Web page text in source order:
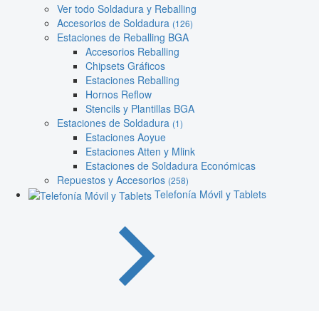
Ver todo Soldadura y Reballing
Accesorios de Soldadura (126)
Estaciones de Reballing BGA
Accesorios Reballing
Chipsets Gráficos
Estaciones Reballing
Hornos Reflow
Stencils y Plantillas BGA
Estaciones de Soldadura (1)
Estaciones Aoyue
Estaciones Atten y Mlink
Estaciones de Soldadura Económicas
Repuestos y Accesorios (258)
Telefonía Móvil y Tablets